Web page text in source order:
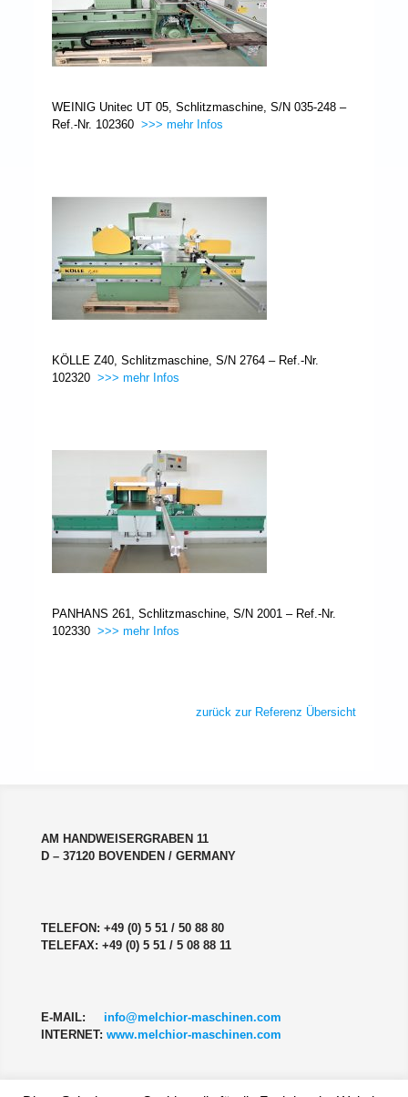
WEINIG Unitec UT 05, Schlitzmaschine, S/N 035-248 –
Ref.-Nr. 102360 >>> mehr Infos
KÖLLE Z40, Schlitzmaschine, S/N 2764 – Ref.-Nr.
102320 >>> mehr Infos
PANHANS 261, Schlitzmaschine, S/N 2001 – Ref.-Nr.
102330 >>> mehr Infos
zurück zur Referenz Übersicht
AM HANDWEISERGRABEN 11
D – 37120 BOVENDEN / GERMANY
TELEFON: +49 (0) 5 51 / 50 88 80
TELEFAX: +49 (0) 5 51 / 5 08 88 11
E-MAIL: info@melchior-maschinen.com
INTERNET: www.melchior-maschinen.com